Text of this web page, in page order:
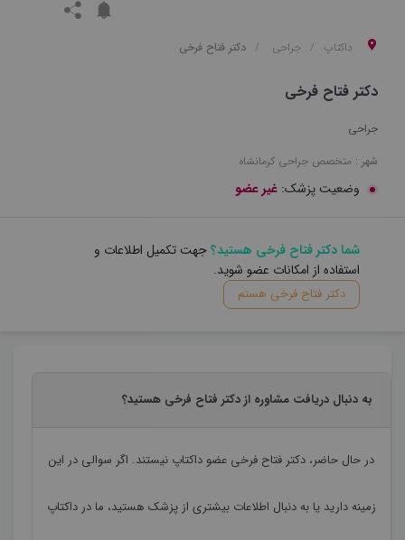
داکتاپ جراحی دکتر فتاح فرخی
دکتر فتاح فرخی
جراحی
شهر : متخصص جراحی کرمانشاه
وضعیت پزشک: غیر عضو
شما دکتر فتاح فرخی هستید؟جهت تکمیل اطلاعات و
استفاده از امکانات عضو شوید.
دکتر فتاح فرخی هستم
به دنبال دریافت مشاوره از دکتر فتاح فرخی هستید؟
در حال حاضر، دکتر فتاح فرخی عضو داکتاپ نیستند. اگر سوالی در این
زمینه دارید یا به دنبال اطلاعات بیشتری از پزشک هستید، ما در داکتاپ